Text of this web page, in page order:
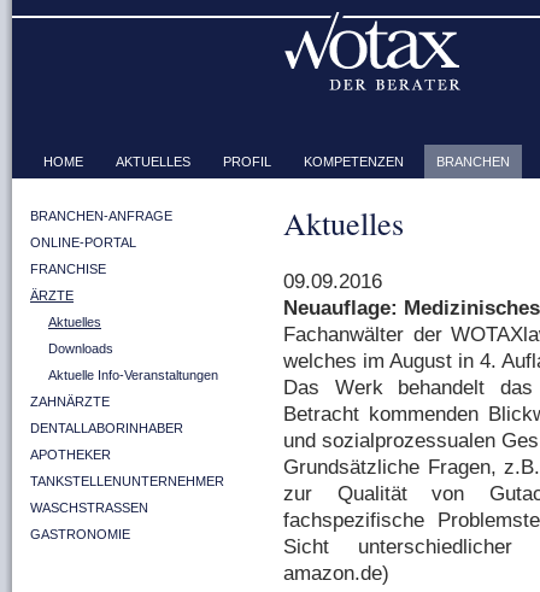
HOME AKTUELLES PROFIL KOMPETENZEN BRANCHEN
BRANCHEN-ANFRAGE
ONLINE-PORTAL
FRANCHISE
ÄRZTE
Aktuelles
Downloads
Aktuelle Info-Veranstaltungen
ZAHNÄRZTE
DENTALLABORINHABER
APOTHEKER
TANKSTELLENUNTERNEHMER
WASCHSTRASSEN
GASTRONOMIE
Aktuelles
09.09.2016
Neuauflage:
Fachanwälter der
welches im August in 4.
Das Werk behandelt
Betracht kommenden
und sozialprozessualen
Grundsätzliche Fragen,
zur Qualität von
fachspezifische
Sicht unterschiedlicher
amazon.de)